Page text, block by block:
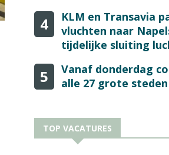
4
KLM en Transavia
vluchten naar
tijdelijke sluiting
5
Vanaf donderdag
alle 27 grote
TOP VACATURES